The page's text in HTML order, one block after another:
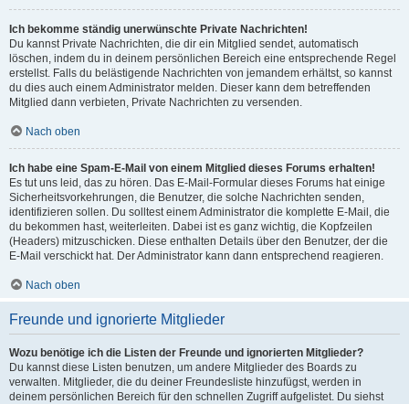
Ich bekomme ständig unerwünschte Private Nachrichten!
Du kannst Private Nachrichten, die dir ein Mitglied sendet, automatisch
löschen, indem du in deinem persönlichen Bereich eine entsprechende Regel
erstellst. Falls du belästigende Nachrichten von jemandem erhältst, so kannst
du dies auch einem Administrator melden. Dieser kann dem betreffenden
Mitglied dann verbieten, Private Nachrichten zu versenden.
Nach oben
Ich habe eine Spam-E-Mail von einem Mitglied dieses Forums erhalten!
Es tut uns leid, das zu hören. Das E-Mail-Formular dieses Forums hat einige
Sicherheitsvorkehrungen, die Benutzer, die solche Nachrichten senden,
identifizieren sollen. Du solltest einem Administrator die komplette E-Mail, die
du bekommen hast, weiterleiten. Dabei ist es ganz wichtig, die Kopfzeilen
(Headers) mitzuschicken. Diese enthalten Details über den Benutzer, der die
E-Mail verschickt hat. Der Administrator kann dann entsprechend reagieren.
Nach oben
Freunde und ignorierte Mitglieder
Wozu benötige ich die Listen der Freunde und ignorierten Mitglieder?
Du kannst diese Listen benutzen, um andere Mitglieder des Boards zu
verwalten. Mitglieder, die du deiner Freundesliste hinzufügst, werden in
deinem persönlichen Bereich für den schnellen Zugriff aufgelistet. Du siehst